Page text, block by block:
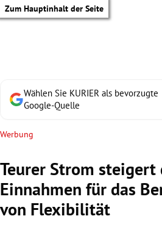
Zum Hauptinhalt der Seite
Wählen Sie KURIER als bevorzugte
Google-Quelle
Werbung
Teurer Strom steigert
Einnahmen für das
von Flexibilität